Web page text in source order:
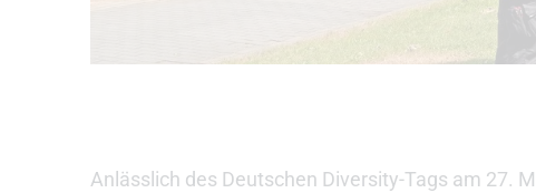
Anlässlich des Deutschen Diversity-Tags am 27.